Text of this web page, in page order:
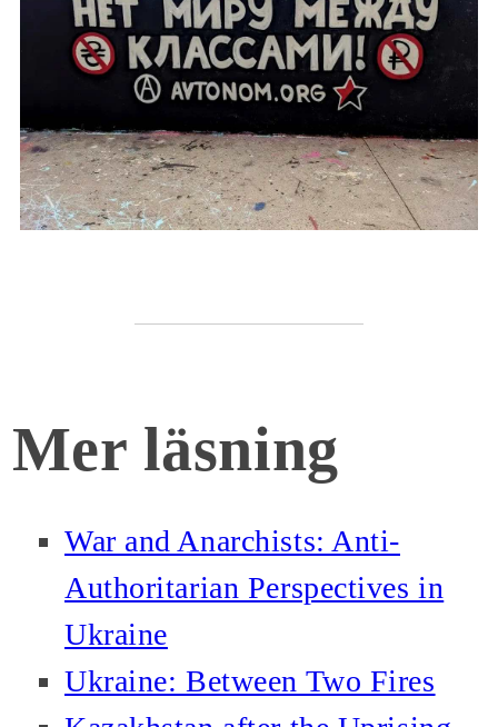
Mer läsning
War and Anarchists: Anti-
Authoritarian Perspectives in
Ukraine
Ukraine: Between Two Fires